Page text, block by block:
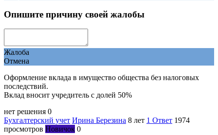
Опишите причину своей жалобы
Жалоба
Отмена
Оформление вклада в имущество общества без налоговых
последствий.
Вклад вносит учредитель с долей 50%
нет решения 0
Бухгалтерский учет Ирина Березина 8 лет 1 Ответ 1974
просмотров Новичок 0